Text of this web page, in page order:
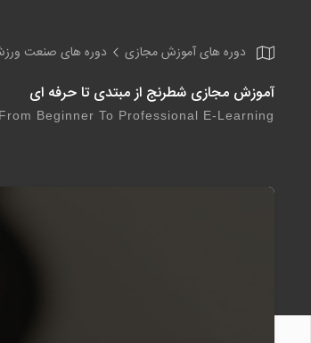
دوره های آموزش مجازی دوره های صنعت
آموزش مجازی شطرنج از مبتدی تا حرفه ای
Beginner To Professional E-Learning